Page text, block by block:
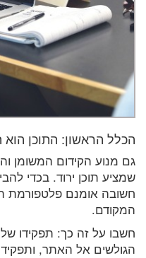
הכלל הראשון: התוכן
גם מנוע הקידום המשומן
שמציע תוכן ירוד. בכדי
חשובה אומנם פלטפורמת
המקודם.
חשבו על זה כך: תפקידו
הגולשים אל האתר,